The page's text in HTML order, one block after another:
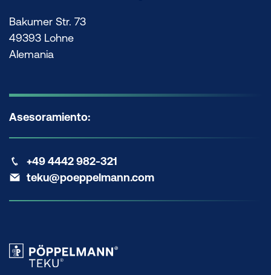
Bakumer Str. 73
49393 Lohne
Alemania
Asesoramiento:
+49 4442 982-321
teku@poeppelmann.com